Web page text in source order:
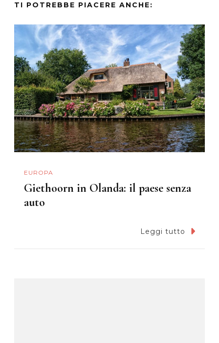
TI POTREBBE PIACERE ANCHE:
EUROPA
Giethoorn in Olanda: il paese senza
auto
Leggi tutto